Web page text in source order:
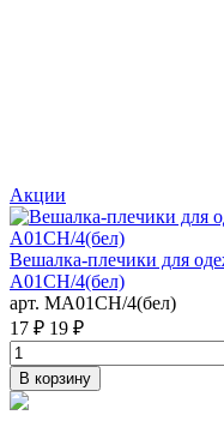
Акции
Вешалка-плечики для
A01CH/4(бел)
арт. MA01CH/4(бел)
17 ₽ 19 ₽
В корзину